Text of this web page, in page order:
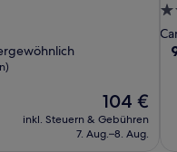
Der
Preis
beträgt
104 €
inkl. Steuern & Gebühren
7. Aug.–8. Aug.